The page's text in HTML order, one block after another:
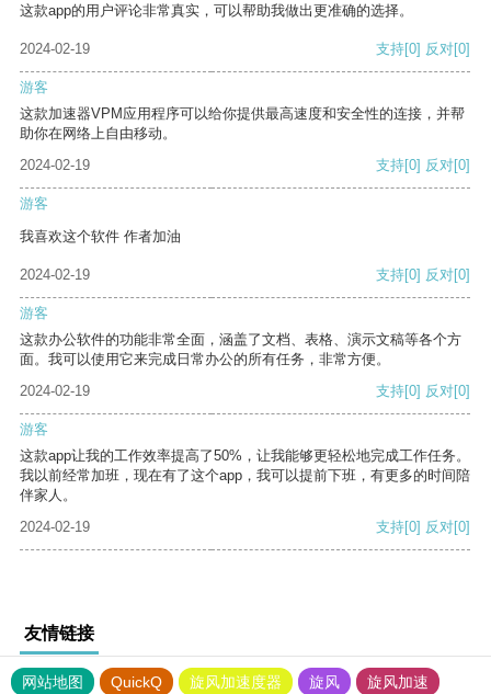
这款app的用户评论非常真实，可以帮助我做出更准确的选择。
2024-02-19 支持[0] 反对[0]
游客
这款加速器VPM应用程序可以给你提供最高速度和安全性的连接，并帮
助你在网络上自由移动。
2024-02-19
支持[0] 反对[0]
游客
我喜欢这个软件 作者加油
2024-02-19 支持[0] 反对[0]
游客
这款办公软件的功能非常全面，涵盖了文档、表格、演示文稿等各个方
面。我可以使用它来完成日常办公的所有任务，非常方便。
2024-02-19
支持[0] 反对[0]
游客
这款app让我的工作效率提高了50%，让我能够更轻松地完成工作任务。
我以前经常加班，现在有了这个app，我可以提前下班，有更多的时间陪
伴家人。
2024-02-19
支持[0] 反对[0]
友情链接
网站地图 QuickQ 旋风加速度器 旋风
旋风加速